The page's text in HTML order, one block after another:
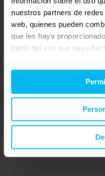
nuestros partners de
web, quienes pueden
que les haya
partir del uso que haya
Mostrando 1 respuesta al debate
Respuesta a: Sábanas